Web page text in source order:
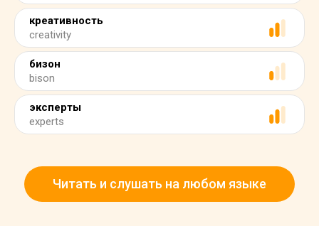
креативность
creativity
бизон
bison
эксперты
experts
Читать и слушать на любом языке